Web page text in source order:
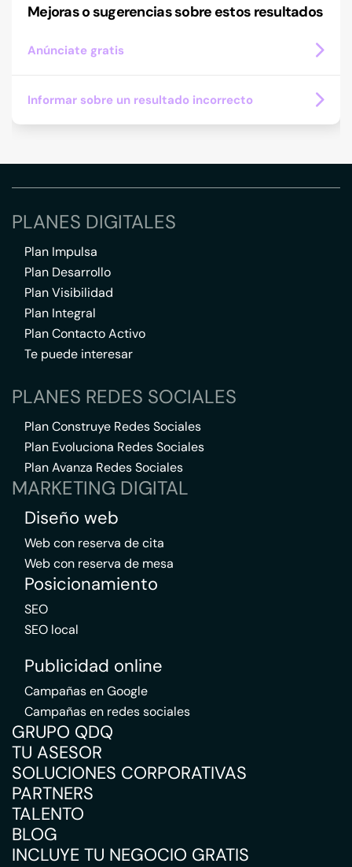
Mejoras o sugerencias sobre estos resultados
Anúnciate gratis
Informar sobre un resultado incorrecto
PLANES DIGITALES
Plan Impulsa
Plan Desarrollo
Plan Visibilidad
Plan Integral
Plan Contacto Activo
Te puede interesar
PLANES REDES SOCIALES
Plan Construye Redes Sociales
Plan Evoluciona Redes Sociales
Plan Avanza Redes Sociales
MARKETING DIGITAL
Diseño web
Web con reserva de cita
Web con reserva de mesa
Posicionamiento
SEO
SEO local
Publicidad online
Campañas en Google
Campañas en redes sociales
GRUPO QDQ
TU ASESOR
SOLUCIONES CORPORATIVAS
PARTNERS
TALENTO
BLOG
INCLUYE TU NEGOCIO GRATIS